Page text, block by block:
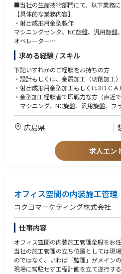
■当社の生産技術部門にて、以下業務に
【具体的な業務内容】
・射出成形用金型製作
マシニングセンタ、NC旋盤、汎用旋
オペレーター
金型合わせ（組立て）、修理及びメン
求める経験 / スキル
下記いずれかのご経験をお持ちの方
・設計もしくは、金属加工（切削加工
・射出成形用金型加工もしくは3ＤＣ
・金型加工経験者で即戦力な方（直近
マシニング、NC旋盤、汎用旋盤、フ
広島県
求人エン
オフィス空間の内装施工管理
コクヨマーケティング株式会社
仕事内容
オフィス空間の内装施工管理全般をお任
当社の施工管理の立ち位置としては現
のではなく、いわば「監理」がメインの
現場に常駐せず工程計画を立て遂行す